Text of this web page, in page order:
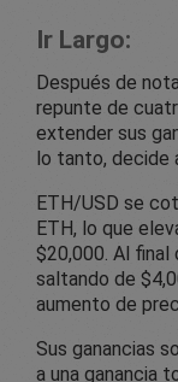
Ir Largo:
Después de
repunte de
extender sus
lo tanto, decide
ETH/USD se
ETH, lo que
$20,000. Al final
saltando de
aumento de
Sus ganancias
a una ganancia